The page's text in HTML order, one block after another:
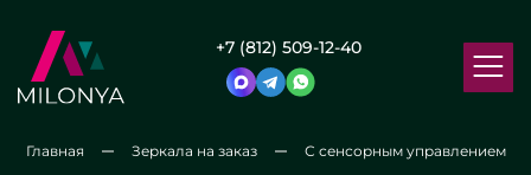
+7 (812) 509-12-40
Главная Зеркала на заказ С сенсорным управлением